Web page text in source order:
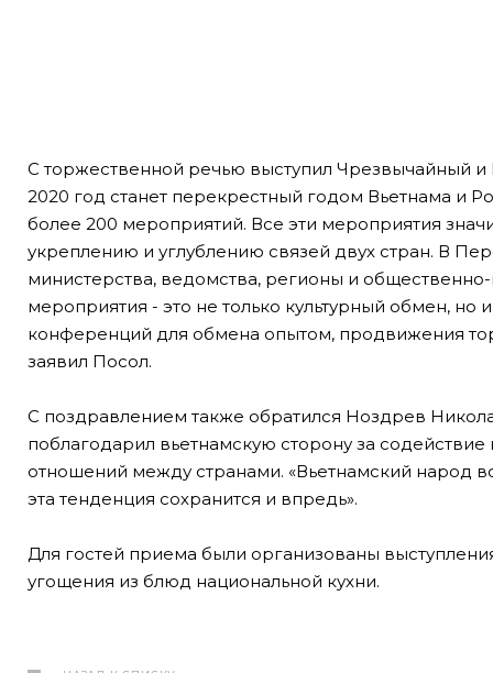
С торжественной речью выступил Чрезвычайный
2020 год станет перекрестный годом Вьетнама и
более 200 мероприятий. Все эти мероприятия
укреплению и углублению связей двух стран. В
министерства, ведомства, регионы и
мероприятия - это не только культурный обмен,
конференций для обмена опытом, продвижения
заявил Посол.
С поздравлением также обратился Ноздрев
поблагодарил вьетнамскую сторону за
отношений между странами. «Вьетнамский народ
эта тенденция сохранится и впредь».
Для гостей приема были организованы
угощения из блюд национальной кухни.